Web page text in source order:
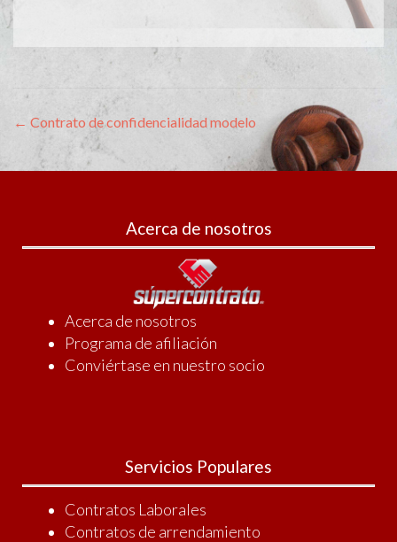
Navegación
de
← Contrato de confidencialidad modelo
Acerca de nosotros
Acerca de nosotros
Programa de afiliación
Conviértase en nuestro socio
Servicios Populares
Contratos Laborales
Contratos de arrendamiento